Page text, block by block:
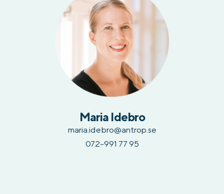
Maria Idebro
maria.idebro@antrop.se
072-991 77 95